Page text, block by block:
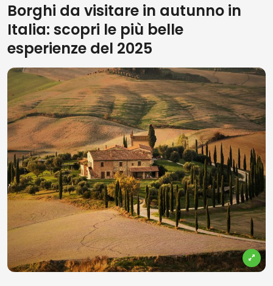
Borghi da visitare in autunno in
Italia: scopri le più belle
esperienze del 2025